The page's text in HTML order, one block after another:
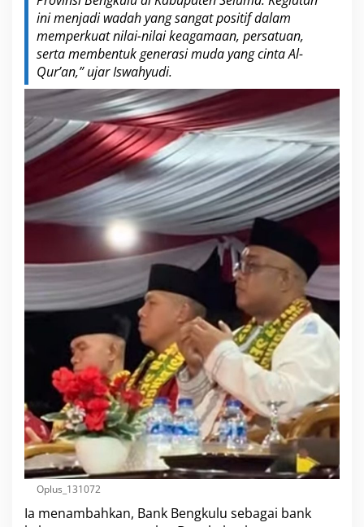
ini menjadi wadah yang sangat positif dalam
memperkuat nilai-nilai keagamaan, persatuan,
serta membentuk generasi muda yang cinta Al-
Qur’an,” ujar Iswahyudi.
Oplus_131072
Ia menambahkan, Bank Bengkulu sebagai bank